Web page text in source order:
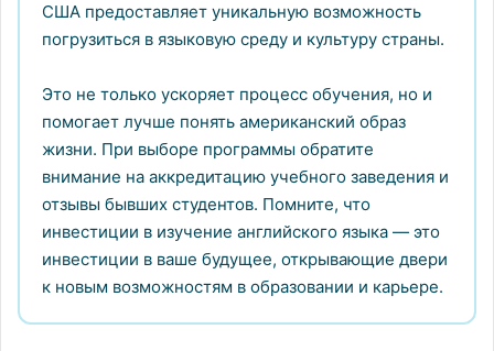
США предоставляет уникальную возможность
погрузиться в языковую среду и культуру страны.
Это не только ускоряет процесс обучения, но и
помогает лучше понять американский образ
жизни. При выборе программы обратите
внимание на аккредитацию учебного заведения и
отзывы бывших студентов. Помните, что
инвестиции в изучение английского языка — это
инвестиции в ваше будущее, открывающие двери
к новым возможностям в образовании и карьере.